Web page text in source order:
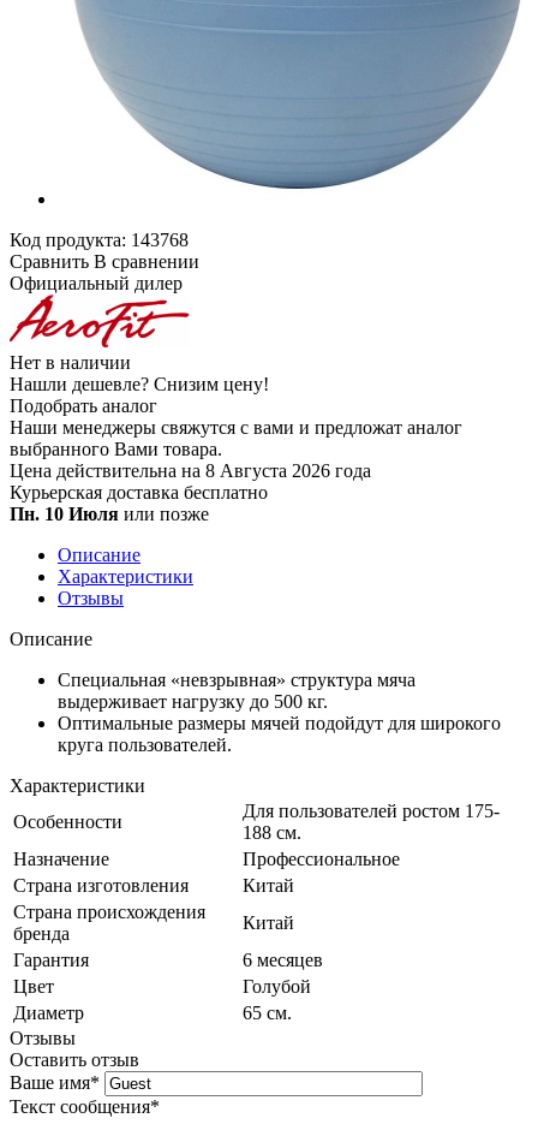
Код продукта: 143768
Сравнить В сравнении
Официальный дилер
Нет в наличии
Нашли дешевле? Снизим цену!
Подобрать аналог
Наши менеджеры свяжутся с вами и предложат аналог
выбранного Вами товара.
Цена действительна на 8 Августа 2026 года
Курьерская доставка бесплатно
Пн. 10 Июля или позже
Описание
Характеристики
Отзывы
Описание
Специальная «невзрывная» структура мяча
выдерживает нагрузку до 500 кг.
Оптимальные размеры мячей подойдут для широкого
круга пользователей.
Характеристики
Особенности
Для пользователей ростом 175-
188 см.
Назначение
Профессиональное
Страна изготовления
Китай
Страна происхождения
бренда
Китай
Гарантия
6 месяцев
Цвет
Голубой
Диаметр
65 см.
Отзывы
Оставить отзыв
Ваше имя*
Текст сообщения*